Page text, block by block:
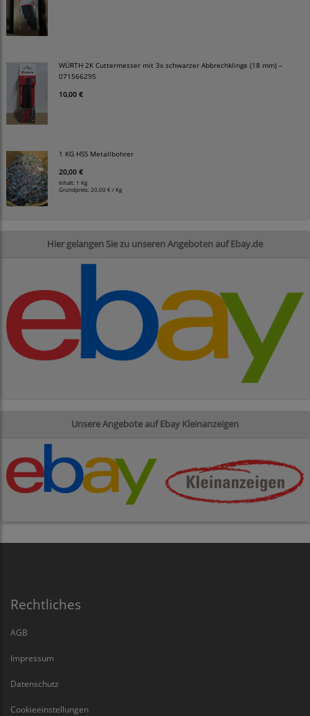
WÜRTH 2K Cuttermesser mit 3x schwarzer Abbrechklinge (18 mm) –
071566295
10,00 €
1 KG HSS Metallbohrer
20,00 €
Inhalt: 1 Kg
Grundpreis: 20,00 € / Kg
Hier gelangen Sie zu unseren Angeboten auf Ebay.de
Unsere Angebote auf Ebay Kleinanzeigen
Rechtliches
AGB
Impressum
Datenschutz
Cookieeinstellungen